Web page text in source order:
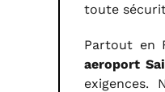
toute
Partout en
aeroport
exigences.